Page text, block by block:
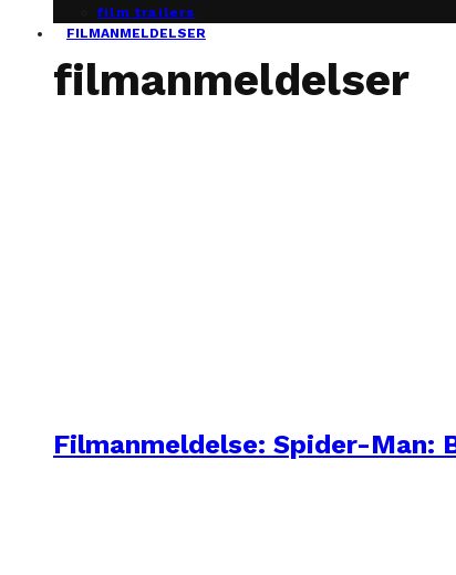
film trailers
FILMANMELDELSER
filmanmeldelser
Filmanmeldelse: Spider-Man: